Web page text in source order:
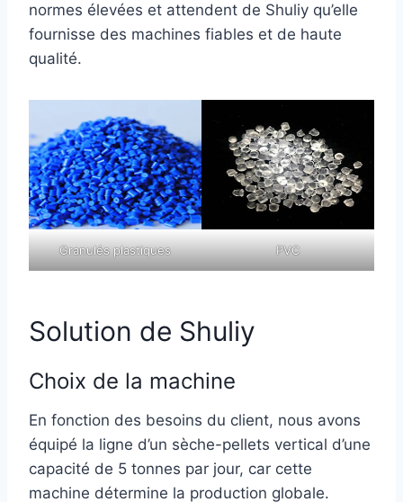
normes élevées et attendent de Shuliy qu’elle
fournisse des machines fiables et de haute
qualité.
Granulés plastiques PVC
Solution de Shuliy
Choix de la machine
En fonction des besoins du client, nous avons
équipé la ligne d’un sèche-pellets vertical d’une
capacité de 5 tonnes par jour, car cette
machine détermine la production globale.